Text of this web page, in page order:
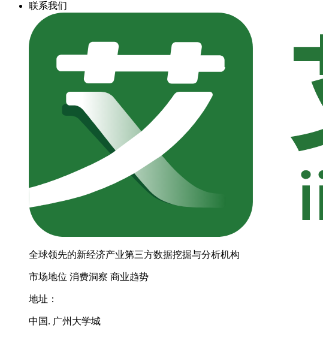
联系我们
全球领先的新经济产业第三方数据挖掘与分析机构
市场地位 消费洞察 商业趋势
地址：
中国. 广州大学城